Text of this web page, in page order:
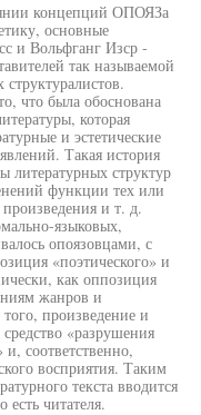
концепций ОПОЯЗа
основные
и Вольфганг Изср -
так называемой
что была обоснована
которая
и эстетические
Такая история
литературных структур
функции тех или
и т. д.
языковых,
опоязовцами, с
«поэтического» и
как оппозиция
жанров и
произведение и
«разрушения
соответственно,
восприятия. Таким
текста вводится
читателя.